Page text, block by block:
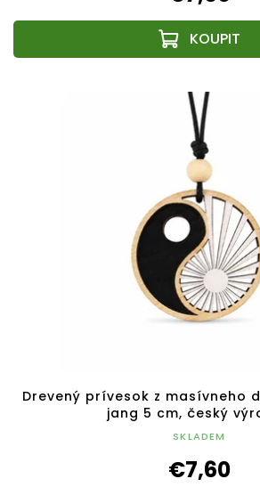
Drevený prívesok z masívneho
jang 5 cm, český
SKLADEM
€7,60